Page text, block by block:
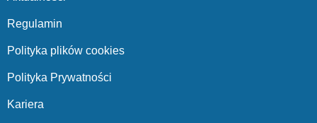
Regulamin
Polityka plików cookies
Polityka Prywatności
Kariera